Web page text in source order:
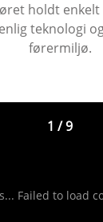
holdt
teknologi
førermiljø.
Failed to load
1 /9